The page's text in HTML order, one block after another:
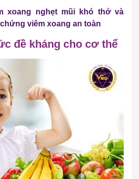
xoang nghẹt mũi khó thở và
viêm xoang an toàn
đề kháng cho cơ thể